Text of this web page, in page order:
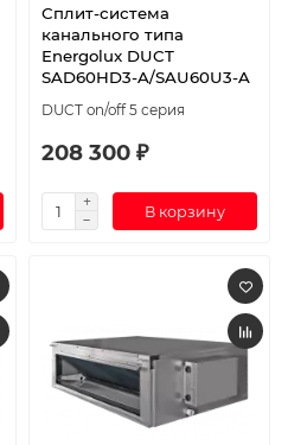
Сплит-система
канального типа
Energolux DUCT
SAD60HD3-A/SAU60U3-A
DUCT on/off 5 серия
208 300 ₽
В корзину